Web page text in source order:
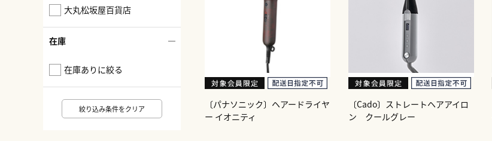
大丸松坂屋百貨店
在庫
在庫ありに絞る
絞り込み条件をクリア
〔パナソニック〕ヘアードライヤ
ー イオニティ
〔Cado〕ストレートヘアアイロ
ン クールグレー